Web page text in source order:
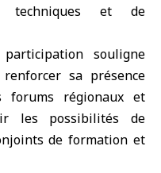
et de
souligne
sa présence
forums régionaux et
les possibilités de
de formation et